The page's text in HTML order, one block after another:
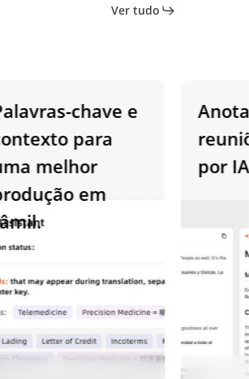
Ver tudo
chave e
para
melhor
em
por IA